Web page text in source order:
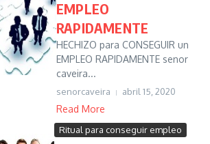
EMPLEO
RAPIDAMENTE
HECHIZO para CONSEGUIR un
EMPLEO RAPIDAMENTE senor
caveira...
senorcaveira abril 15, 2020
Read More
Ritual para conseguir empleo